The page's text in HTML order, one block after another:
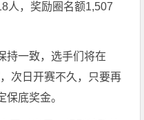
人，奖励圈名额1,507
持一致，选手们将在
次日开赛不久，只要再
保底奖金。